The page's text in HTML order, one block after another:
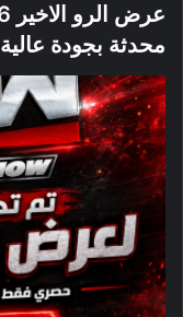
محدثة بجودة عالية